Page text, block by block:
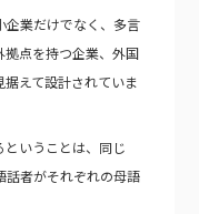
企業だけでなく、多言
点を持つ企業、外国
えて設計されていま
いうことは、同じ
話者がそれぞれの母語